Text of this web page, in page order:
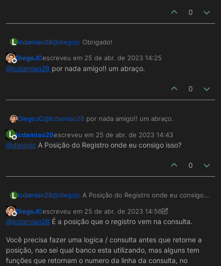
0
L lcdamiao28@diegojc Obrigado!
Offline
DiegoJCescreveu em 25 de abr. de 2023 14:25
última edição por
@lcdamiao28 por nada amigo!! um abraço.
0
DiegoJC@lcdamiao28 por nada amigo!! um abraço.
L
Offline
lcdamiao28escreveu em 25 de abr. de 2023 14:43
última edição por
@diegojc A Posição do Registro onde eu consigo isso?
0
L lcdamiao28@diegojc A Posição do Registro onde eu consigo
Offline
DiegoJCescreveu em 25 de abr. de 2023 14:56
última edição por DiegoJC
@lcdamiao28 É a posição que o registro vem na consulta.
Você precisa fazer uma logica / consulta antes que retorne a
posição, nao sei qual banco esta utilizando, mas alguns tem
funções que retornam o numero da linha da consulta, no